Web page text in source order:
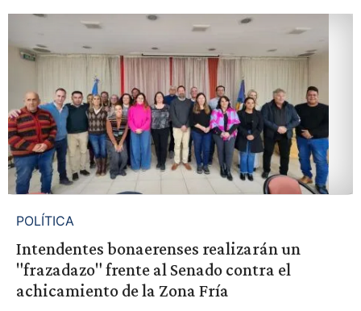
POLÍTICA
Intendentes bonaerenses realizarán un
"frazadazo" frente al Senado contra el
achicamiento de la Zona Fría